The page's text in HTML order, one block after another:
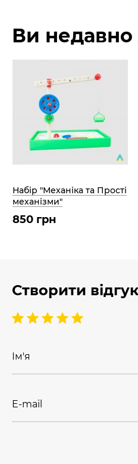
Ви
Набір "Механіка та Прості
механізми"
850 грн
Створити відгук
Ім'я
E-mail